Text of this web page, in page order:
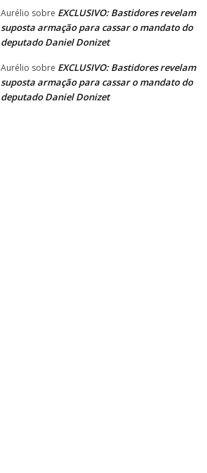
Aurélio sobre EXCLUSIVO: Bastidores revelam
suposta armação para cassar o mandato do
deputado Daniel Donizet
Aurélio sobre EXCLUSIVO: Bastidores revelam
suposta armação para cassar o mandato do
deputado Daniel Donizet